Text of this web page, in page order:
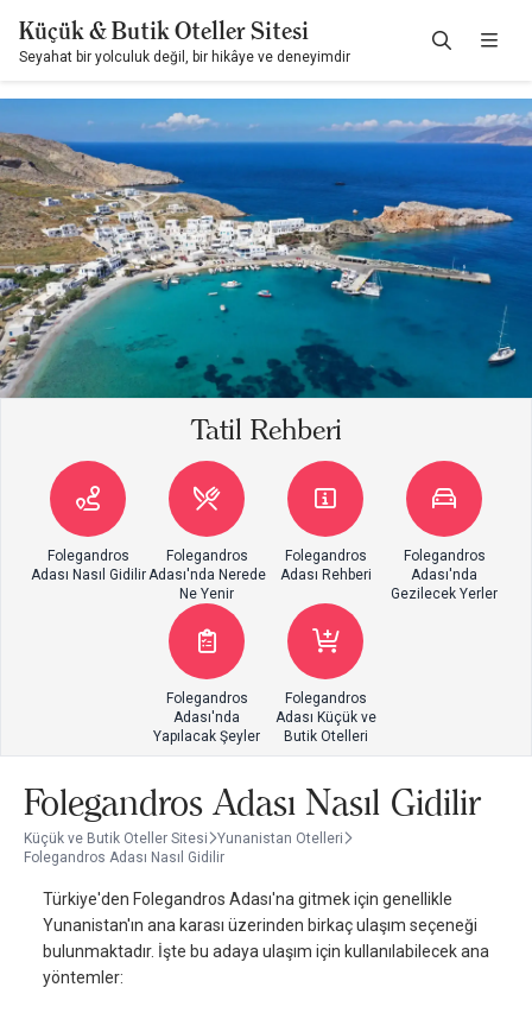
Küçük & Butik Oteller Sitesi
Seyahat bir yolculuk değil, bir hikâye ve deneyimdir
Tatil Rehberi
Folegandros
Adası Nasıl Gidilir
Folegandros
Adası'nda Nerede
Ne Yenir
Folegandros
Adası Rehberi
Folegandros
Adası'nda
Gezilecek Yerler
Folegandros
Adası'nda
Yapılacak Şeyler
Folegandros
Adası Küçük ve
Butik Otelleri
Folegandros Adası Nasıl Gidilir
Küçük ve Butik Oteller Sitesi
Yunanistan Otelleri
Folegandros Adası Nasıl Gidilir
Türkiye'den Folegandros Adası'na gitmek için genellikle
Yunanistan'ın ana karası üzerinden birkaç ulaşım seçeneği
bulunmaktadır. İşte bu adaya ulaşım için kullanılabilecek ana
yöntemler: